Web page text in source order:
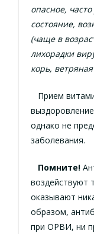
опасное,
состояние,
(чаще в
лихорадки
корь,
Прием
однако не
заболевания.
Помните!
воздействуют
оказывают
образом,
при ОРВИ, ни